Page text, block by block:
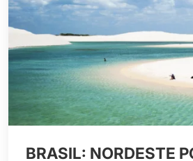
BRASIL: NORDESTE